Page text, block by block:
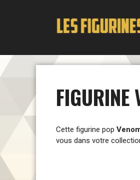
Cette figurine pop
vous dans votre